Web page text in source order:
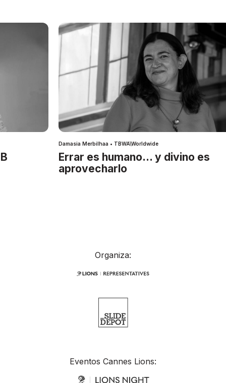
Damasia Merbilhaa • TBWA\Worldwide
Errar es humano… y divino es
aprovecharlo
Organiza:
Eventos Cannes Lions: